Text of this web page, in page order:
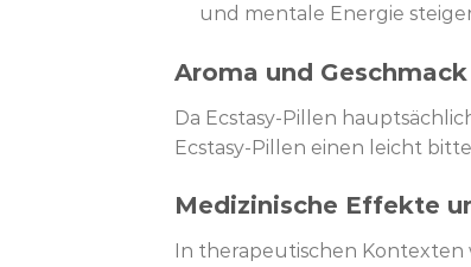
und mentale Energie
Aroma und Geschmack
Da Ecstasy-Pillen
Ecstasy-Pillen einen leicht
Medizinische Effekte
In therapeutischen